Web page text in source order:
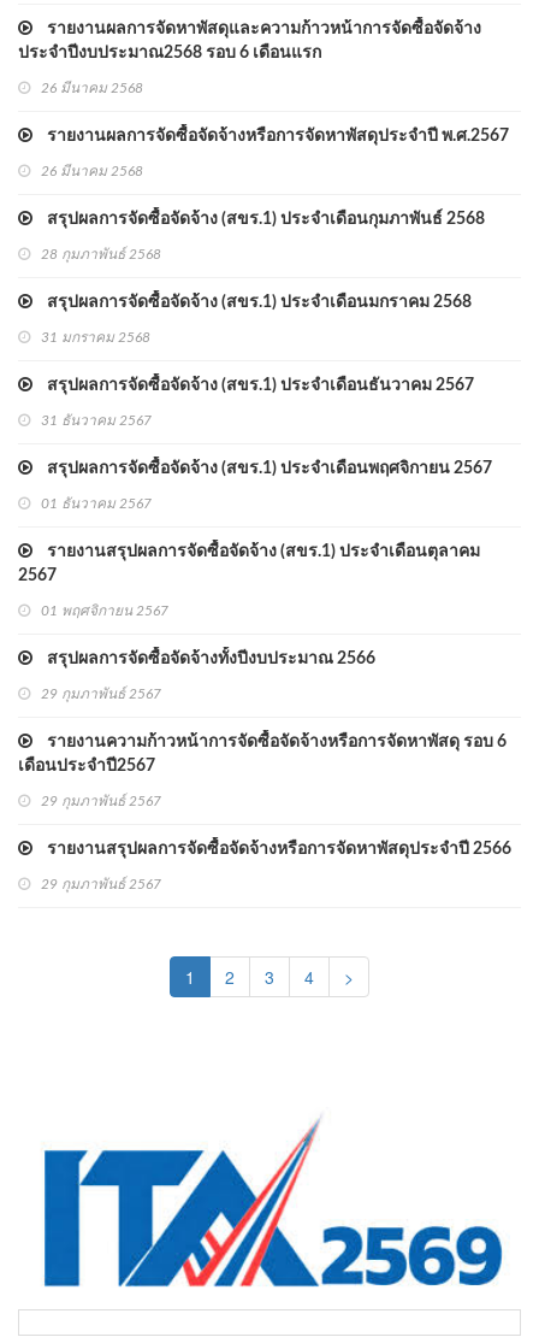
รายงานผลการจัดหาพัสดุและความก้าวหน้าการจัดซื้อจัดจ้าง
ประจำปีงบประมาณ2568 รอบ 6 เดือนแรก
26 มีนาคม 2568
รายงานผลการจัดซื้อจัดจ้างหรือการจัดหาพัสดุประจำปี พ.ศ.2567
26 มีนาคม 2568
สรุปผลการจัดซื้อจัดจ้าง (สขร.1) ประจำเดือนกุมภาพันธ์ 2568
28 กุมภาพันธ์ 2568
สรุปผลการจัดซื้อจัดจ้าง (สขร.1) ประจำเดือนมกราคม 2568
31 มกราคม 2568
สรุปผลการจัดซื้อจัดจ้าง (สขร.1) ประจำเดือนธันวาคม 2567
31 ธันวาคม 2567
สรุปผลการจัดซื้อจัดจ้าง (สขร.1) ประจำเดือนพฤศจิกายน 2567
01 ธันวาคม 2567
รายงานสรุปผลการจัดซื้อจัดจ้าง (สขร.1) ประจำเดือนตุลาคม
2567
01 พฤศจิกายน 2567
สรุปผลการจัดซื้อจัดจ้างทั้งปีงบประมาณ 2566
29 กุมภาพันธ์ 2567
รายงานความก้าวหน้าการจัดซื้อจัดจ้างหรือการจัดหาพัสดุ รอบ 6
เดือนประจำปี2567
29 กุมภาพันธ์ 2567
รายงานสรุปผลการจัดซื้อจัดจ้างหรือการจัดหาพัสดุประจำปี 2566
29 กุมภาพันธ์ 2567
1 (current)
2 3 4 >